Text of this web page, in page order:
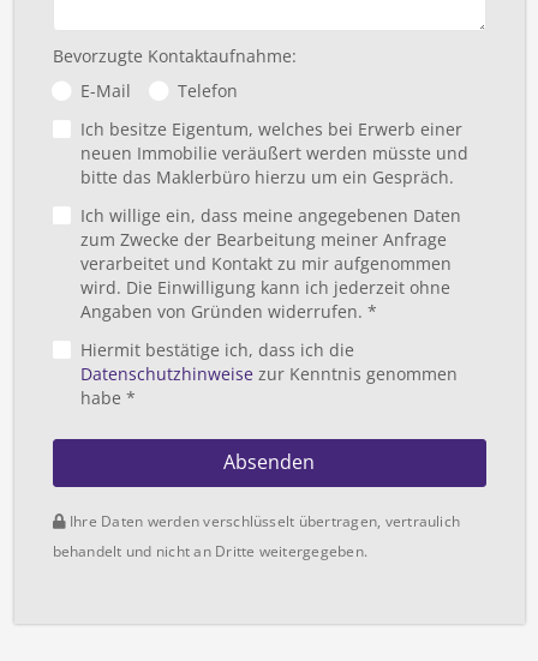
Bevorzugte Kontaktaufnahme:
E-Mail
Telefon
Ich besitze Eigentum, welches bei Erwerb einer
neuen Immobilie veräußert werden müsste und
bitte das Maklerbüro hierzu um ein Gespräch.
Ich willige ein, dass meine angegebenen Daten
zum Zwecke der Bearbeitung meiner Anfrage
verarbeitet und Kontakt zu mir aufgenommen
wird. Die Einwilligung kann ich jederzeit ohne
Angaben von Gründen widerrufen. *
Hiermit bestätige ich, dass ich die
Datenschutzhinweisezur Kenntnis genommen
habe *
Absenden
Ihre Daten werden verschlüsselt übertragen, vertraulich
behandelt und nicht an Dritte weitergegeben.